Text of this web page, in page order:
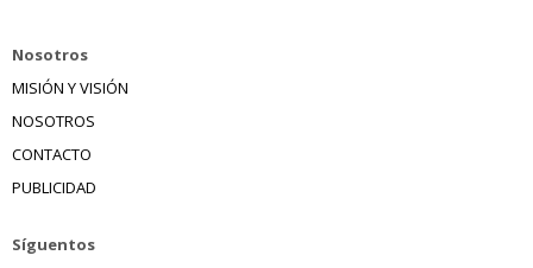
Nosotros
MISIÓN Y VISIÓN
NOSOTROS
CONTACTO
PUBLICIDAD
Síguentos